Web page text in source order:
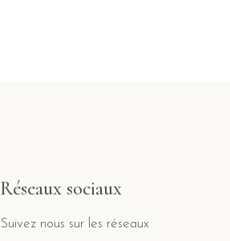
Réseaux sociaux
Suivez nous sur les réseaux